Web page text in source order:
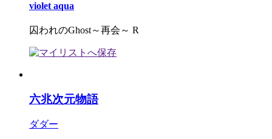
violet aqua
囚われのGhost～再会～ R
六兆次元物語
ダダー